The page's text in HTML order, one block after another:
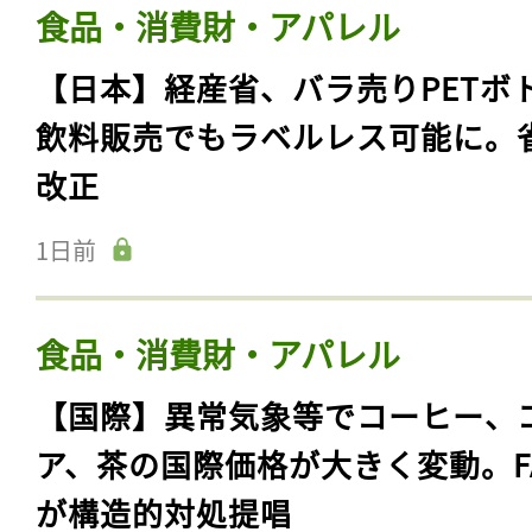
食品・消費財・アパレル
【日本】経産省、バラ売りPETボ
飲料販売でもラベルレス可能に。
改正
1日前
食品・消費財・アパレル
【国際】異常気象等でコーヒー、
ア、茶の国際価格が大きく変動。
が構造的対処提唱